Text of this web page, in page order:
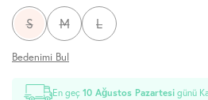
S M L
Bedenimi Bul
En geç10 Ağustos Pazartesi günü